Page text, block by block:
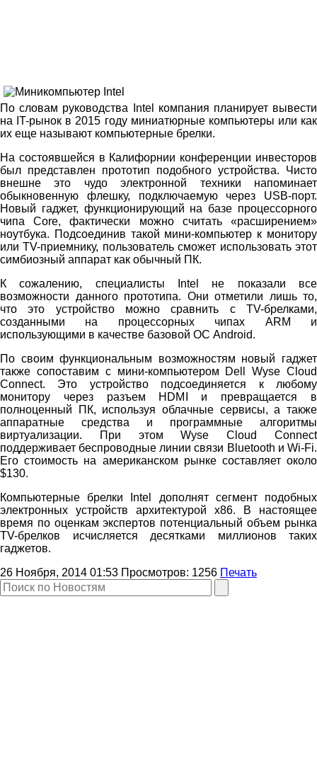
По словам руководства Intel компания планирует вывести
на IT-рынок в 2015 году миниатюрные компьютеры или как
их еще называют компьютерные брелки.
На состоявшейся в Калифорнии конференции инвесторов
был представлен прототип подобного устройства. Чисто
внешне это чудо электронной техники напоминает
обыкновенную флешку, подключаемую через USB-порт.
Новый гаджет, функционирующий на базе процессорного
чипа Core, фактически можно считать «расширением»
ноутбука. Подсоединив такой мини-компьютер к монитору
или TV-приемнику, пользователь сможет использовать этот
симбиозный аппарат как обычный ПК.
К сожалению, специалисты Intel не показали все
возможности данного прототипа. Они отметили лишь то,
что это устройство можно сравнить с TV-брелками,
созданными на процессорных чипах ARM и
использующими в качестве базовой ОС Android.
По своим функциональным возможностям новый гаджет
также сопоставим с мини-компьютером Dell Wyse Cloud
Connect. Это устройство подсоединяется к любому
монитору через разъем HDMI и превращается в
полноценный ПК, используя облачные сервисы, а также
аппаратные средства и программные алгоритмы
виртуализации. При этом Wyse Cloud Connect
поддерживает беспроводные линии связи Bluetooth и Wi-Fi.
Его стоимость на американском рынке составляет около
$130.
Компьютерные брелки Intel дополнят сегмент подобных
электронных устройств архитектурой х86. В настоящее
время по оценкам экспертов потенциальный объем рынка
TV-брелков исчисляется десятками миллионов таких
гаджетов.
26 Ноября, 2014 01:53 Просмотров: 1256 Печать